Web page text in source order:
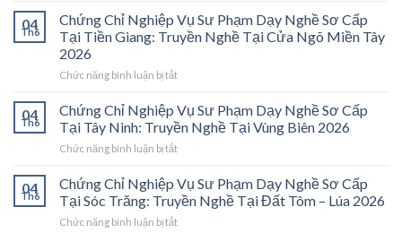
Cấp
Tại
Vĩnh
2026:
Cánh
Cửa
“Thầy
Nghề”
Ở
Tâm
Chỉ
Nghiệp
Vụ
Phạm
Cấp
Tại
Trà
Vinh
Bệ
Phóng
Cho
Thợ
04
Th6
Chứng Chỉ Nghiệp Vụ Sư Phạm Dạy Nghề Sơ Cấp
Tại Tiền Giang: Truyền Nghề Tại Cửa Ngõ Miền Tây
2026
Chức năng bình luận bị tắtở
Chỉ
Nghiệp
Vụ
Sư
Dạy
Nghề
Sơ
Cấp
04
Th6
Chứng Chỉ Nghiệp Vụ Sư Phạm Dạy Nghề Sơ Cấp
Tại Tây Ninh: Truyền Nghề Tại Vùng Biên 2026
Chức năng bình luận bị tắtở
Chỉ
Nghiệp
Vụ
Sư
04
Th6
Chứng Chỉ Nghiệp Vụ Sư Phạm Dạy Nghề Sơ Cấp
Tại Sóc Trăng: Truyền Nghề Tại Đất Tôm – Lúa 2026
Chức năng bình luận bị tắtở